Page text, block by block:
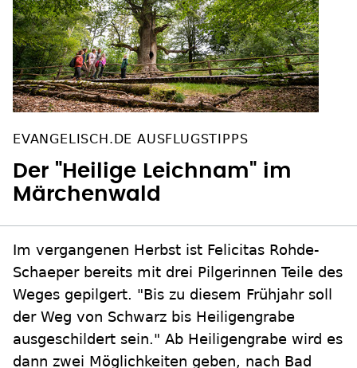
EVANGELISCH.DE AUSFLUGSTIPPS
Der "Heilige Leichnam" im
Märchenwald
Im vergangenen Herbst ist Felicitas Rohde-
Schaeper bereits mit drei Pilgerinnen Teile des
Weges gepilgert. "Bis zu diesem Frühjahr soll
der Weg von Schwarz bis Heiligengrabe
ausgeschildert sein." Ab Heiligengrabe wird es
dann zwei Möglichkeiten geben, nach Bad